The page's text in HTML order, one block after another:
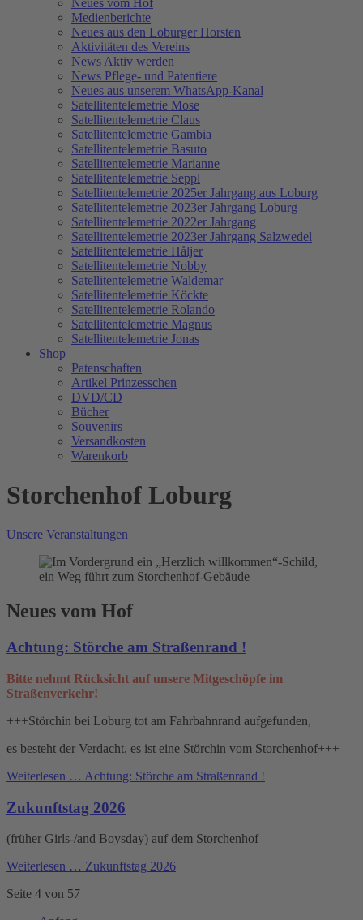
Medienberichte
Neues aus den Loburger Horsten
Aktivitäten des Vereins
News Aktiv werden
News Pflege- und Patentiere
Neues aus unserem WhatsApp-Kanal
Satellitentelemetrie Mose
Satellitentelemetrie Claus
Satellitentelemetrie Gambia
Satellitentelemetrie Basuto
Satellitentelemetrie Marianne
Satellitentelemetrie Seppl
Satellitentelemetrie 2025er Jahrgang aus Loburg
Satellitentelemetrie 2023er Jahrgang Loburg
Satellitentelemetrie 2022er Jahrgang
Satellitentelemetrie 2023er Jahrgang Salzwedel
Satellitentelemetrie Håljer
Satellitentelemetrie Nobby
Satellitentelemetrie Waldemar
Satellitentelemetrie Köckte
Satellitentelemetrie Rolando
Satellitentelemetrie Magnus
Satellitentelemetrie Jonas
Shop
Patenschaften
Artikel Prinzesschen
DVD/CD
Bücher
Souvenirs
Versandkosten
Warenkorb
Storchenhof Loburg
Unsere Veranstaltungen
Neues vom Hof
Achtung: Störche am Straßenrand !
Bitte nehmt Rücksicht auf unsere Mitgeschöpfe im
Straßenverkehr!
+++Störchin bei Loburg tot am Fahrbahnrand aufgefunden,
es besteht der Verdacht, es ist eine Störchin vom Storchenhof+++
Weiterlesen … Achtung: Störche am Straßenrand !
Zukunftstag 2026
(früher Girls-/and Boysday) auf dem Storchenhof
Weiterlesen … Zukunftstag 2026
Seite 4 von 57